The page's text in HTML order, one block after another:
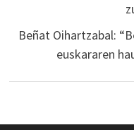
Beñat Oihartzabal:
euskararen